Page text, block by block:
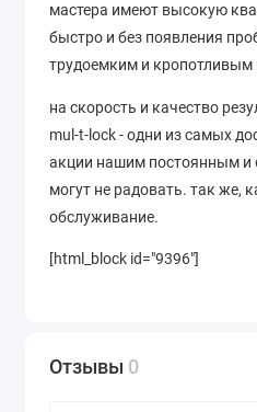
мастера имеют высокую
быстро и без появления
трудоемким и кропотливым
на скорость и качество
mul-t-lock - одни из самых
акции нашим постоянным и
могут не радовать. так же,
обслуживание.
[html_block id="9396"]
Отзывы 0